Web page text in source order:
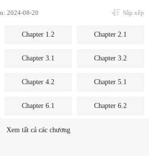
2024-08-20 Sắp xếp
Chapter 1.2 Chapter 2.1
Chapter 3.1 Chapter 3.2
Chapter 4.2 Chapter 5.1
Chapter 6.1 Chapter 6.2
Chapter 7.2
Xem tất cả các chương